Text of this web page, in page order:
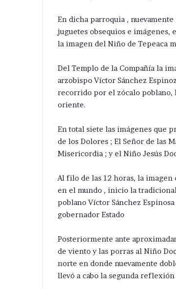
En dicha parroquia ,
juguetes obsequios e imágenes,
la imagen del Niño de Tepeaca
Del Templo de la Compañía la
arzobispo Víctor Sánchez
recorrido por el zócalo poblano,
oriente.
En total siete las imágenes que
de los Dolores ; El Señor de las
Misericordia ; y el Niño Jesús
Al filo de las 12 horas, la
en el mundo , inicio la
poblano Víctor Sánchez
gobernador Estado
Posteriormente ante
de viento y las porras al Niño
norte en donde nuevamente
llevó a cabo la segunda reflexión